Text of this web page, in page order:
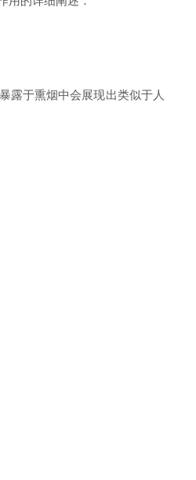
露于熏烟中会展现出类似于人